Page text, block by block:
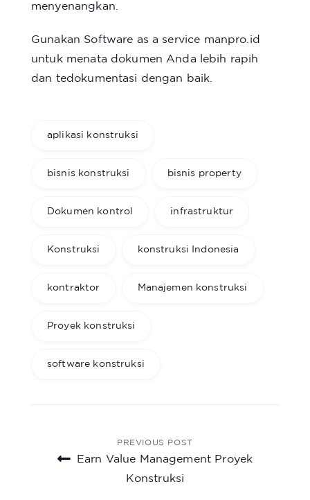
menyenangkan.
Gunakan Software as a service manpro.id
untuk menata dokumen Anda lebih rapih
dan tedokumentasi dengan baik.
aplikasi konstruksi
bisnis konstruksi bisnis property
Dokumen kontrol infrastruktur
Konstruksi konstruksi Indonesia
kontraktor Manajemen konstruksi
Proyek konstruksi
software konstruksi
Post
navigation
PREVIOUS POST
Earn Value Management Proyek
Konstruksi